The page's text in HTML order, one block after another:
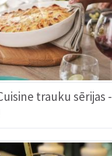
trauku sērijas -